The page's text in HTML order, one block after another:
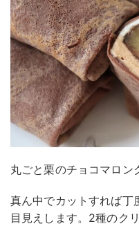
丸ごと栗のチョコマロン
真ん中でカットすれば丁
目見えします。2種のク